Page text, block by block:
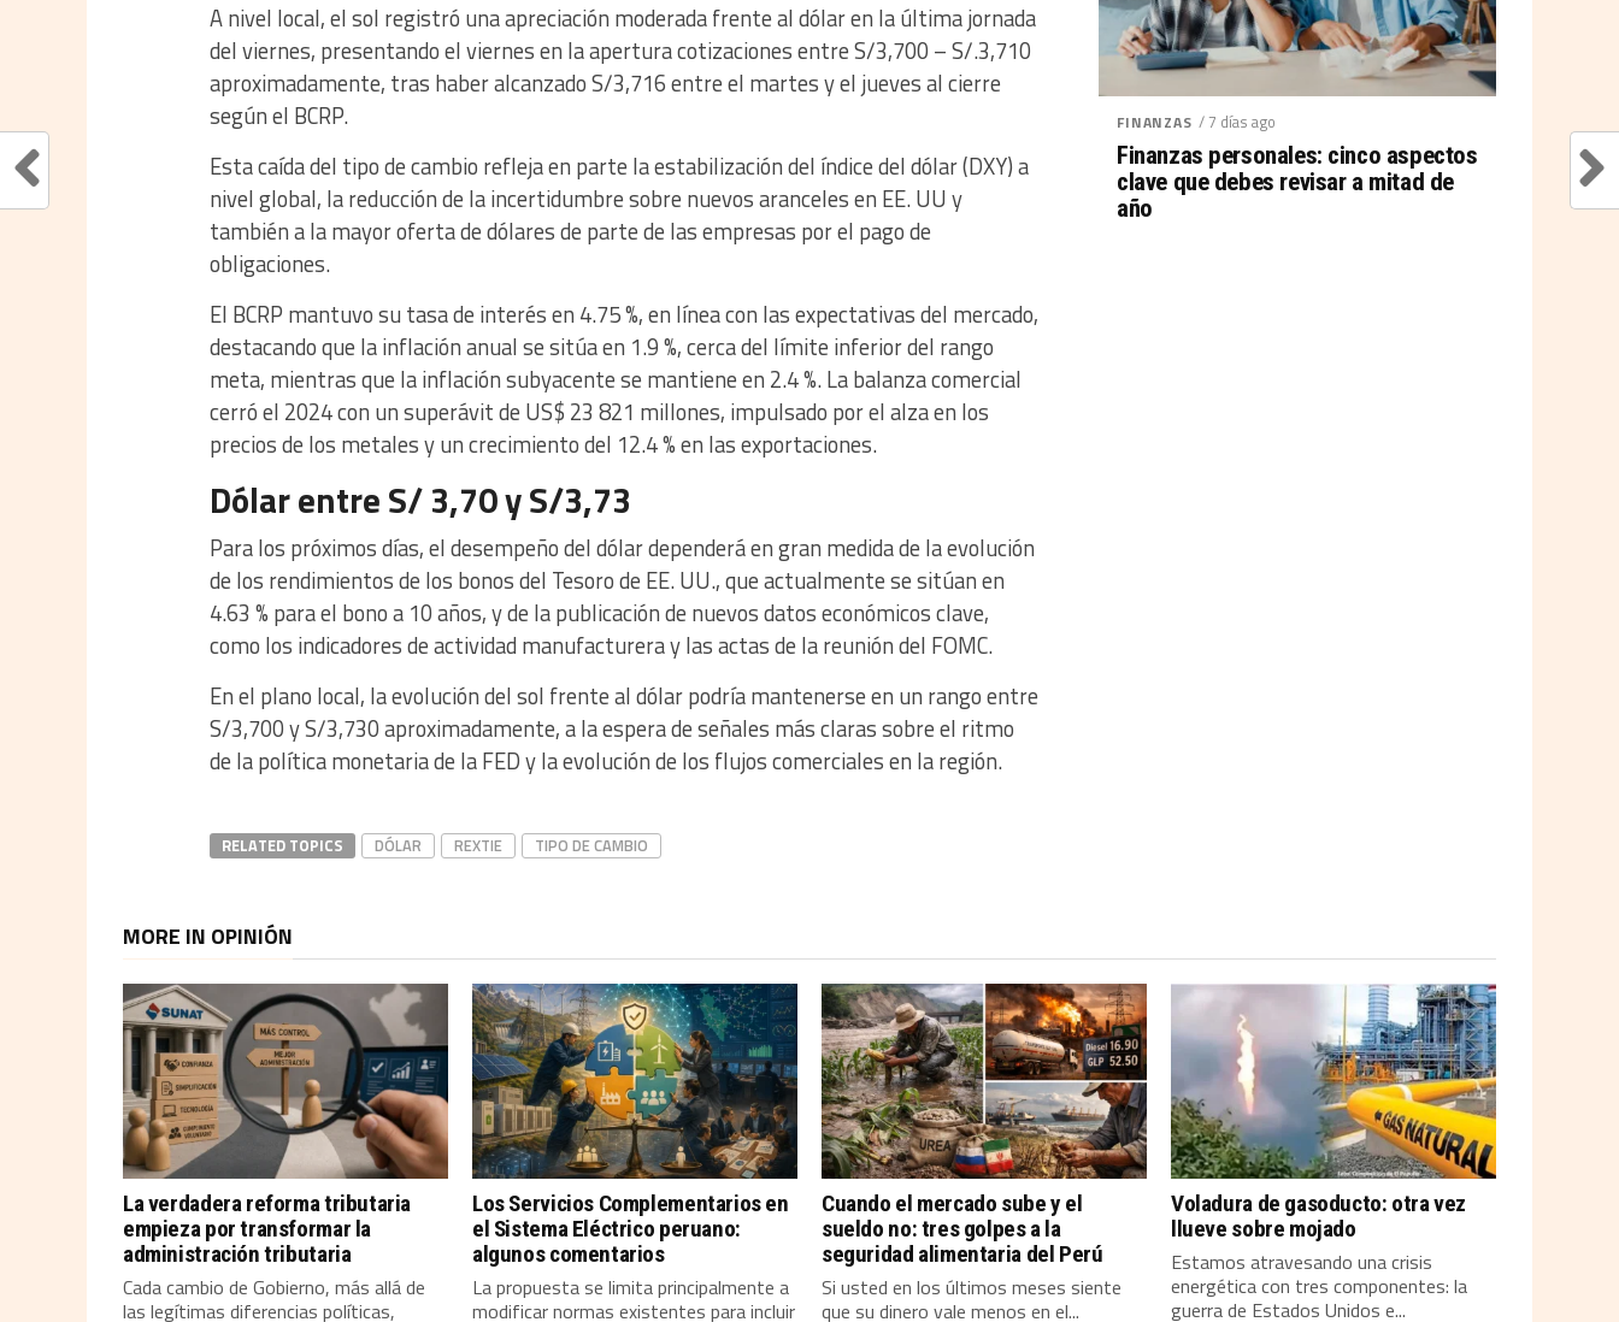
A nivel local, el sol registró una apreciación moderada frente al dólar en la última jornada
del viernes, presentando el viernes en la apertura cotizaciones entre S/3,700 – S/.3,710
aproximadamente, tras haber alcanzado S/3,716 entre el martes y el jueves al cierre
según el BCRP.
Esta caída del tipo de cambio refleja en parte la estabilización del índice del dólar (DXY) a
nivel global, la reducción de la incertidumbre sobre nuevos aranceles en EE. UU y
también a la mayor oferta de dólares de parte de las empresas por el pago de
obligaciones.
El BCRP mantuvo su tasa de interés en 4.75 %, en línea con las expectativas del mercado,
destacando que la inflación anual se sitúa en 1.9 %, cerca del límite inferior del rango
meta, mientras que la inflación subyacente se mantiene en 2.4 %. La balanza comercial
cerró el 2024 con un superávit de US$ 23 821 millones, impulsado por el alza en los
precios de los metales y un crecimiento del 12.4 % en las exportaciones.
Dólar entre S/ 3,70 y S/3,73
Para los próximos días, el desempeño del dólar dependerá en gran medida de la evolución
de los rendimientos de los bonos del Tesoro de EE. UU., que actualmente se sitúan en
4.63 % para el bono a 10 años, y de la publicación de nuevos datos económicos clave,
como los indicadores de actividad manufacturera y las actas de la reunión del FOMC.
En el plano local, la evolución del sol frente al dólar podría mantenerse en un rango entre
S/3,700 y S/3,730 aproximadamente, a la espera de señales más claras sobre el ritmo
de la política monetaria de la FED y la evolución de los flujos comerciales en la región.
RELATED TOPICS DÓLAR REXTIE TIPO DE CAMBIO
FINANZAS / 7 días ago
Finanzas personales: cinco aspectos
clave que debes revisar a mitad de
año
MORE IN OPINIÓN
La verdadera reforma tributaria
empieza por transformar la
administración tributaria
Cada cambio de Gobierno, más allá de
las legítimas diferencias políticas,
Los Servicios Complementarios en
el Sistema Eléctrico peruano:
algunos comentarios
La propuesta se limita principalmente a
modificar normas existentes para incluir
Cuando el mercado sube y el
sueldo no: tres golpes a la
seguridad alimentaria del Perú
Si usted en los últimos meses siente
que su dinero vale menos en el...
Voladura de gasoducto: otra vez
llueve sobre mojado
Estamos atravesando una crisis
energética con tres componentes: la
guerra de Estados Unidos e...